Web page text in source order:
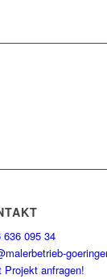
636 095 34
Projekt anfragen!